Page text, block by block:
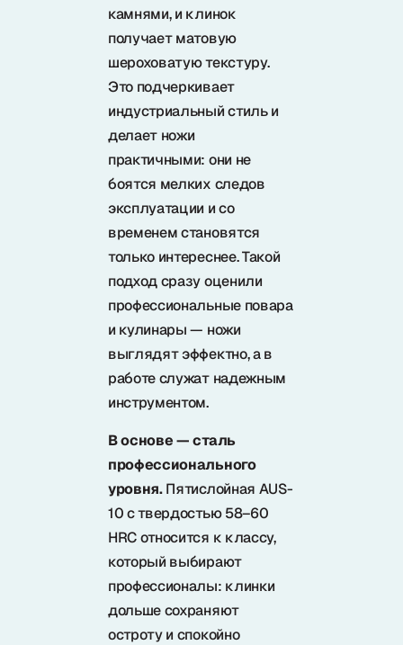
камнями, и клинок
получает матовую
шероховатую текстуру.
Это подчеркивает
индустриальный стиль и
делает ножи
практичными: они не
боятся мелких следов
эксплуатации и со
временем становятся
только интереснее. Такой
подход сразу оценили
профессиональные повара
и кулинары — ножи
выглядят эффектно, а в
работе служат надежным
инструментом.
В основе — сталь
профессионального
уровня.Пятислойная AUS-
10 с твердостью 58–60
HRC относится к классу,
который выбирают
профессионалы: клинки
дольше сохраняют
остроту и спокойно